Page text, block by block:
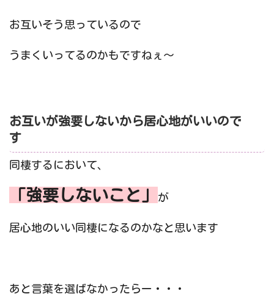
お互いそう思っているので
うまくいってるのかもですねぇ〜
お互いが強要しないから居心地がいいので
す
同棲するにおいて、
「強要しないこと」 が
居心地のいい同棲になるのかなと思います
あと言葉を選ばなかったらー・・・